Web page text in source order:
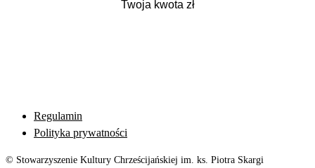
Regulamin
Polityka prywatności
© Stowarzyszenie Kultury Chrześcijańskiej im. ks. Piotra Skargi